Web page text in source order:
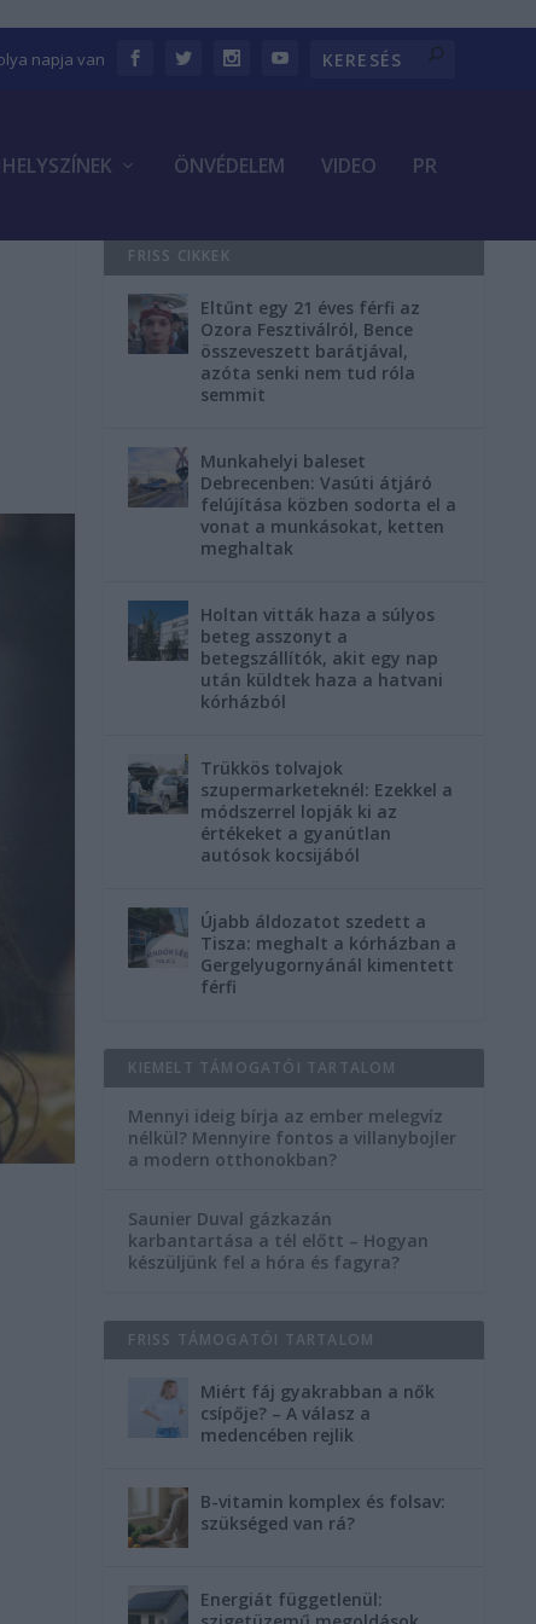
napja van
HELYSZÍNEK ÖNVÉDELEM VIDEO PR
FRISS CIKKEK
Eltűnt egy 21 éves férfi az
Ozora Fesztiválról, Bence
összeveszett barátjával,
azóta senki nem tud róla
semmit
Munkahelyi baleset
Debrecenben: Vasúti átjáró
felújítása közben sodorta el a
vonat a munkásokat, ketten
meghaltak
Holtan vitták haza a súlyos
beteg asszonyt a
betegszállítók, akit egy nap
után küldtek haza a hatvani
kórházból
Trükkös tolvajok
szupermarketeknél: Ezekkel a
módszerrel lopják ki az
értékeket a gyanútlan
autósok kocsijából
Újabb áldozatot szedett a
Tisza: meghalt a kórházban a
Gergelyugornyánál kimentett
férfi
KIEMELT TÁMOGATÓI TARTALOM
Mennyi ideig bírja az ember melegvíz
nélkül? Mennyire fontos a villanybojler
a modern otthonokban?
Saunier Duval gázkazán
karbantartása a tél előtt – Hogyan
készüljünk fel a hóra és fagyra?
FRISS TÁMOGATÓI TARTALOM
Miért fáj gyakrabban a nők
csípője? – A válasz a
medencében rejlik
B-vitamin komplex és folsav:
szükséged van rá?
Energiát függetlenül: